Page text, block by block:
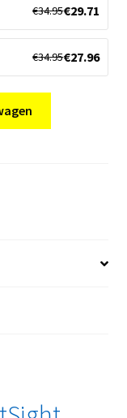
€34.95€29.71
€34.95€27.96